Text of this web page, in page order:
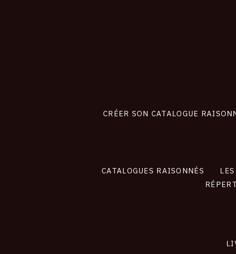
CRÉER SON CATALOGUE
CATALOGUES RAISONNÉS